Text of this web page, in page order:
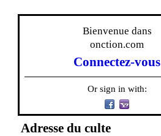
Bienvenue dans
onction.com
Connectez-vous
Or sign in with:
Adresse du culte